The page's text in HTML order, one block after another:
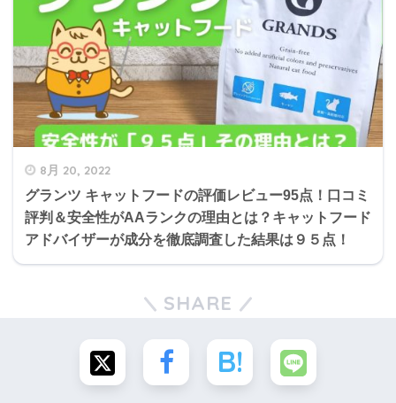
8月 20, 2022
グランツ キャットフードの評価レビュー95点！口コミ
評判＆安全性がAAランクの理由とは？キャットフード
アドバイザーが成分を徹底調査した結果は９５点！
SHARE